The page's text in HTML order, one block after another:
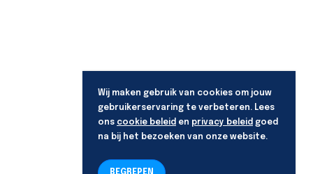
Wij maken gebruik van cookies om jouw
gebruikerservaring te verbeteren. Lees
ons cookie beleid en privacy beleid goed
na bij het bezoeken van onze website.